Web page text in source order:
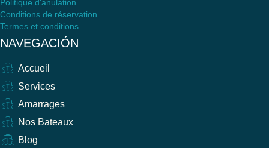
Politique d'anulation
Conditions de réservation
Termes et conditions
NAVEGACIÓN
Accueil
Services
Amarrages
Nos Bateaux
Blog